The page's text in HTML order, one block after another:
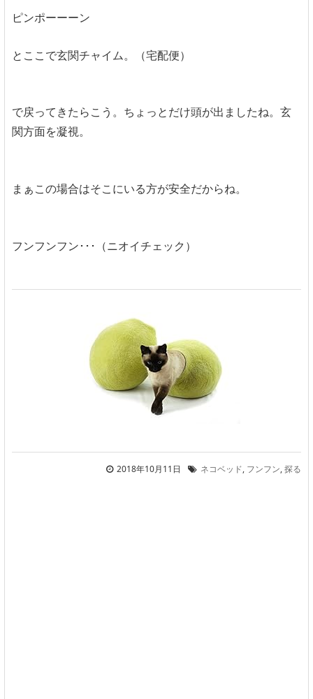
ピンポーーーン
とここで玄関チャイム。（宅配便）
で戻ってきたらこう。ちょっとだけ頭が出ましたね。玄
関方面を凝視。
まぁこの場合はそこにいる方が安全だからね。
フンフンフン･･･（ニオイチェック）
2018年10月11日 ネコベッド, フンフン,探る